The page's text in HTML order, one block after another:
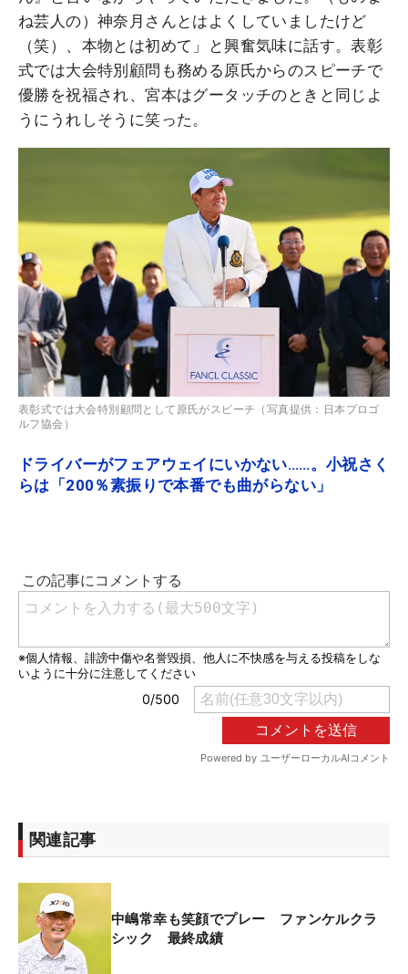
ね芸人の）神奈月さんとはよくしていましたけど
（笑）、本物とは初めて」と興奮気味に話す。表彰
式では大会特別顧問も務める原氏からのスピーチで
優勝を祝福され、宮本はグータッチのときと同じよ
うにうれしそうに笑った。
表彰式では大会特別顧問として原氏がスピーチ（写真提供：日本プロゴ
ルフ協会）
ドライバーがフェアウェイにいかない……。小祝さく
らは「200％素振りで本番でも曲がらない」
関連記事
中嶋常幸も笑顔でプレー ファンケルクラ
シック 最終成績